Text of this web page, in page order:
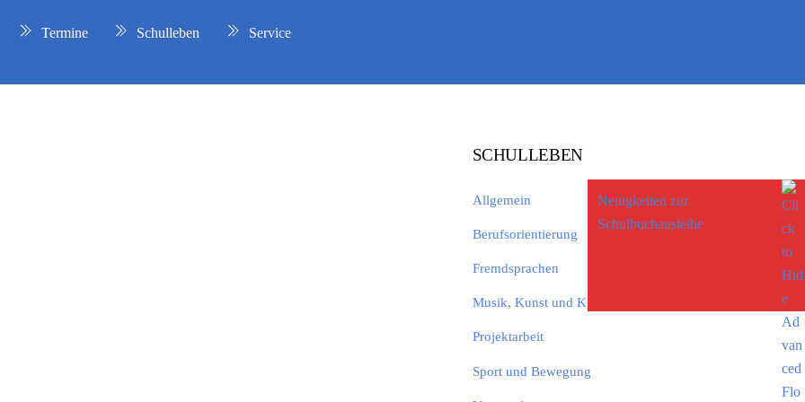
Termine Schulleben Service
SCHULLEBEN
Allgemein
Berufsorientierung
Fremdsprachen
Musik, Kunst und Kultur
Projektarbeit
Sport und Bewegung
Neuigkeiten zur
Schulbuchausleihe